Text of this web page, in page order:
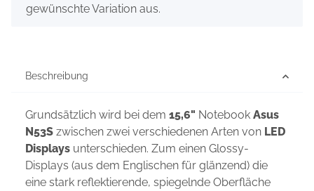
gewünschte Variation aus.
Beschreibung
Grundsätzlich wird bei dem 15,6" Notebook Asus
N53S zwischen zwei verschiedenen Arten von LED
Displays unterschieden. Zum einen Glossy-
Displays (aus dem Englischen für glänzend) die
eine stark reflektierende, spiegelnde Oberfläche